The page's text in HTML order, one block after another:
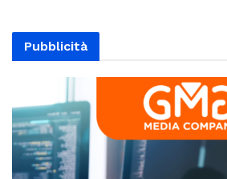
Pubblicità